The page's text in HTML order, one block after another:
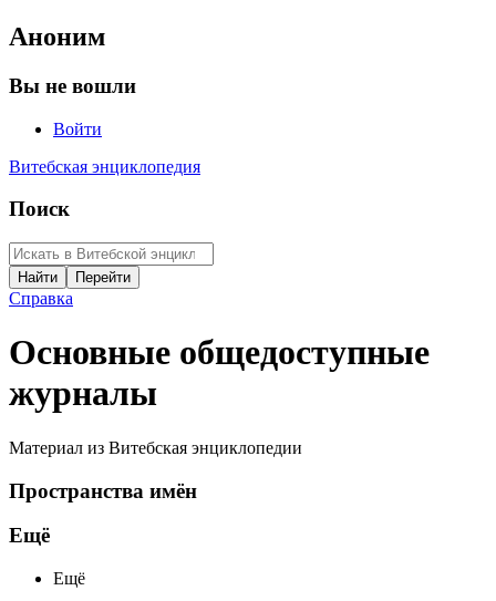
Аноним
Вы не вошли
Войти
Витебская энциклопедия
Поиск
Справка
Основные общедоступные
журналы
Материал из Витебская энциклопедии
Пространства имён
Ещё
Ещё